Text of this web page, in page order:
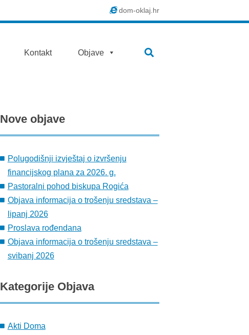
dom-oklaj.hr
Kontakt Objave
Nove objave
Polugodišnji izvještaj o izvršenju
financijskog plana za 2026. g.
Pastoralni pohod biskupa Rogića
Objava informacija o trošenju sredstava –
lipanj 2026
Proslava rođendana
Objava informacija o trošenju sredstava –
svibanj 2026
Kategorije Objava
Akti Doma